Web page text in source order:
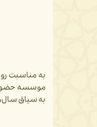
به مناسبت
موسسه حضور
به سیاق